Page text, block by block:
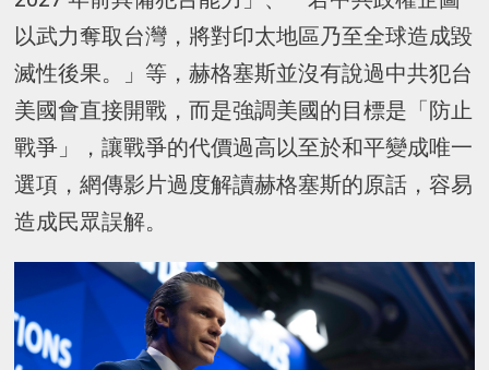
以武力奪取台灣，將對印太地區乃至全球造成毀
滅性後果。」等，赫格塞斯並沒有說過中共犯台
美國會直接開戰，而是強調美國的目標是「防止
戰爭」，讓戰爭的代價過高以至於和平變成唯一
選項，網傳影片過度解讀赫格塞斯的原話，容易
造成民眾誤解。